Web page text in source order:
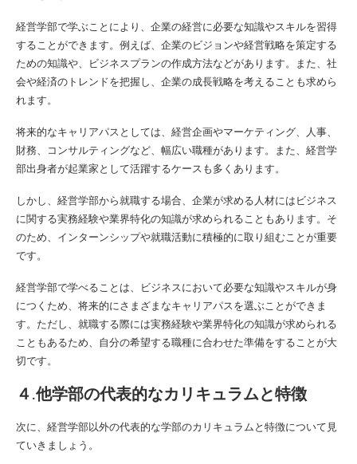
経営学部で学ぶことにより、企業の経営に必要な知識やスキルを習得
することができます。例えば、企業のビジョンや経営戦略を策定する
ための知識や、ビジネスプランの作成方法などがあります。また、社
会や経済のトレンドを把握し、企業の成長戦略を考えることも求めら
れます。
将来的なキャリアパスとしては、経営企画やマーケティング、人事、
財務、コンサルティングなど、幅広い職種があります。また、経営学
部出身者が起業家として活躍するケースも多くあります。
しかし、経営学部から就職する場合、企業が求める人材にはビジネス
に関する実務経験や業界特化の知識が求められることもあります。そ
のため、インターンシップや就職活動に積極的に取り組むことが重要
です。
経営学部で学べることは、ビジネスにおいて必要な知識やスキルが身
につくため、将来的にさまざまなキャリアパスを選ぶことができま
す。ただし、就職する際には実務経験や業界特化の知識が求められる
こともあるため、自分の希望する職種に合わせた準備をすることが大
切です。
４.他学部の代表的なカリキュラムと特徴
次に、経営学部以外の代表的な学部のカリキュラムと特徴について見
ていきましょう。